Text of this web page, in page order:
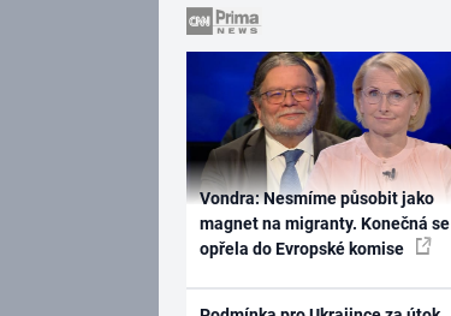
Vondra: Nesmíme působit jako
magnet na migranty. Konečná se
opřela do Evropské komise